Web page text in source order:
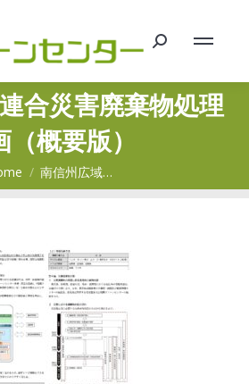
Search:
合災害廃棄物処理
（概要版）
are here:南信州広域…